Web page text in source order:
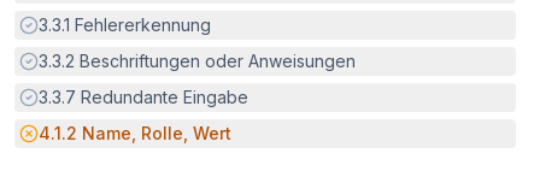
Erfüllt:
3.3.1 Fehlererkennung
Erfüllt:
3.3.2 Beschriftungen oder Anweisungen
Erfüllt:
3.3.7 Redundante Eingabe
Potenzielle Barriere:
4.1.2 Name, Rolle, Wert